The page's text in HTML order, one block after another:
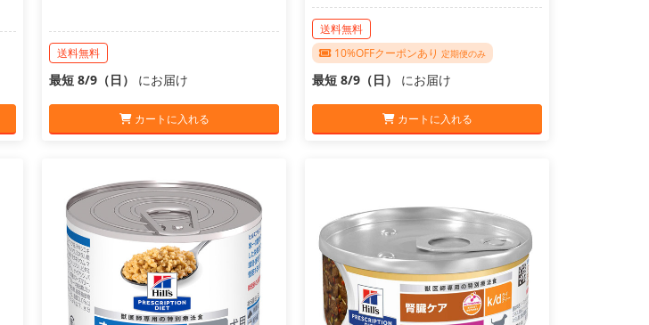
送料無料
最短 8/9（日） にお届け
カートに入れる
送料無料
10%OFFクーポンあり 定期便のみ
最短 8/9（日） にお届け
カートに入れる